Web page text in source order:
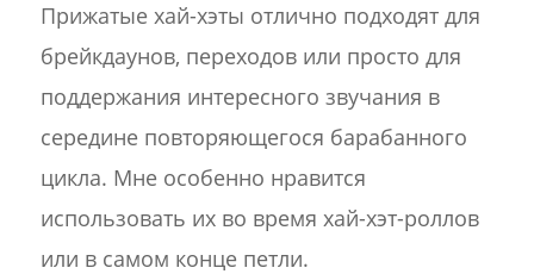
Прижатые хай-хэты отлично подходят для
брейкдаунов, переходов или просто для
поддержания интересного звучания в
середине повторяющегося барабанного
цикла. Мне особенно нравится
использовать их во время хай-хэт-роллов
или в самом конце петли.